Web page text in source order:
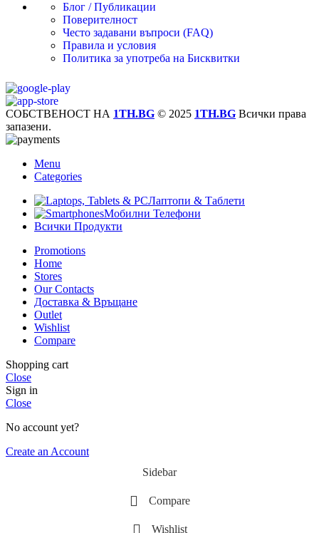
Блог / Публикации
Поверителност
Често задавани въпроси (FAQ)
Правила и условия
Политика за употреба на Бисквитки
СОБСТВЕНОСТ НА 1TH.BG © 2025 1TH.BG Всички права
запазени.
Menu
Categories
Лаптопи & Таблети
Мобилни Телефони
Всички Продукти
Promotions
Home
Stores
Our Contacts
Доставка & Връщане
Outlet
Wishlist
Compare
Shopping cart
Close
Sign in
Close
No account yet?
Create an Account
Sidebar
Compare
Wishlist